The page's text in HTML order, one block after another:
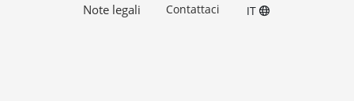
Note legali
Contattaci IT